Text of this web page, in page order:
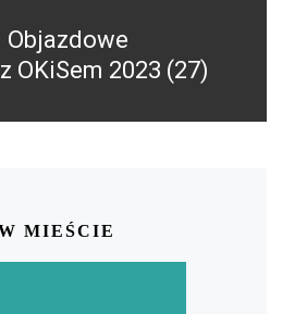
OKiSem 2023 (27)
MIEŚCIE